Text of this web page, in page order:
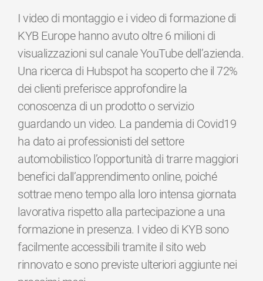
I video di montaggio e i video di formazione di
KYB Europe hanno avuto oltre 6 milioni di
visualizzazioni sul canale YouTube dell’azienda.
Una ricerca di Hubspot ha scoperto che il 72%
dei clienti preferisce approfondire la
conoscenza di un prodotto o servizio
guardando un video. La pandemia di Covid19
ha dato ai professionisti del settore
automobilistico l’opportunità di trarre maggiori
benefici dall’apprendimento online, poiché
sottrae meno tempo alla loro intensa giornata
lavorativa rispetto alla partecipazione a una
formazione in presenza. I video di KYB sono
facilmente accessibili tramite il sito web
rinnovato e sono previste ulteriori aggiunte nei